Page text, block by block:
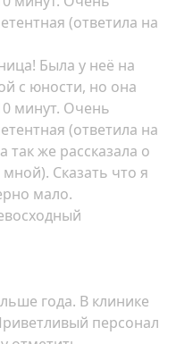
(ответила на
Была у неё на
с юности, но она
минут. Очень
(ответила на
же рассказала о
Сказать что я
мало.
года. В клинике
персонал